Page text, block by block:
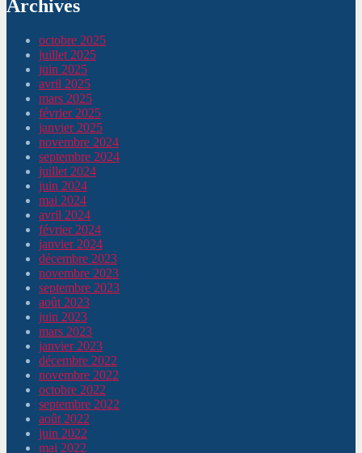
Archives
octobre 2025
juillet 2025
juin 2025
avril 2025
mars 2025
février 2025
janvier 2025
novembre 2024
septembre 2024
juillet 2024
juin 2024
mai 2024
avril 2024
février 2024
janvier 2024
décembre 2023
novembre 2023
septembre 2023
août 2023
juin 2023
mars 2023
janvier 2023
décembre 2022
novembre 2022
octobre 2022
septembre 2022
août 2022
juin 2022
mai 2022